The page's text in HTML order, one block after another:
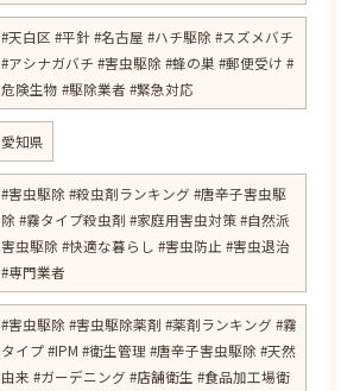
#天白区 #平針 #名古屋 #ハチ駆除 #スズメバチ
#アシナガバチ #害虫駆除 #蜂の巣 #郵便受け #
危険生物 #駆除業者 #緊急対応
愛知県
#害虫駆除 #殺虫剤ランキング #唐辛子害虫駆
除 #霧タイプ殺虫剤 #家庭用害虫対策 #自然派
害虫駆除 #快適な暮らし #害虫防止 #害虫退治
#専門業者
#害虫駆除 #害虫駆除薬剤 #薬剤ランキング #霧
タイプ #IPM #衛生管理 #唐辛子害虫駆除 #天然
由来 #ガーデニング #店舗衛生 #食品加工場衛